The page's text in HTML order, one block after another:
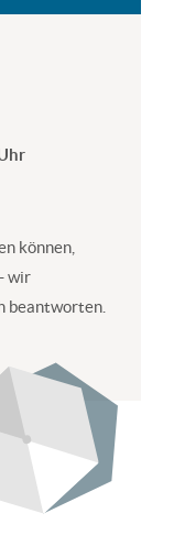
können,
wir
beantworten.